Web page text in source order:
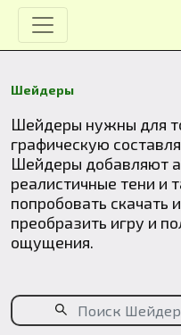
Шейдеры
Шейдеры нужны для
графическую
Шейдеры добавляют
реалистичные тени и
попробовать скачать
преобразить игру и
ощущения.